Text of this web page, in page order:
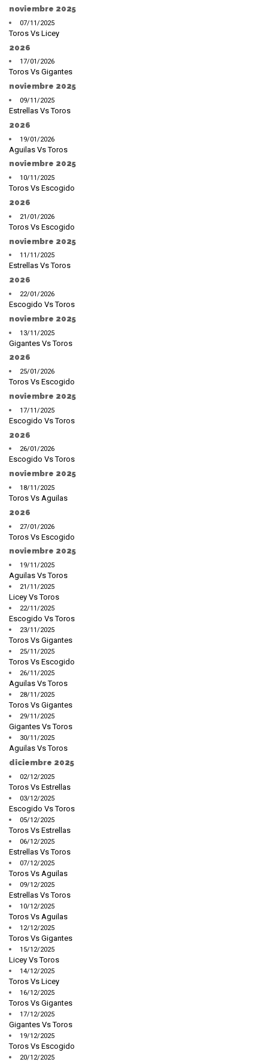
noviembre 2025
07/11/2025
Toros Vs Licey
2026
17/01/2026
Toros Vs Gigantes
noviembre 2025
09/11/2025
Estrellas Vs Toros
2026
19/01/2026
Aguilas Vs Toros
noviembre 2025
10/11/2025
Toros Vs Escogido
2026
21/01/2026
Toros Vs Escogido
noviembre 2025
11/11/2025
Estrellas Vs Toros
2026
22/01/2026
Escogido Vs Toros
noviembre 2025
13/11/2025
Gigantes Vs Toros
2026
25/01/2026
Toros Vs Escogido
noviembre 2025
17/11/2025
Escogido Vs Toros
2026
26/01/2026
Escogido Vs Toros
noviembre 2025
18/11/2025
Toros Vs Aguilas
2026
27/01/2026
Toros Vs Escogido
noviembre 2025
19/11/2025
Aguilas Vs Toros
21/11/2025
Licey Vs Toros
22/11/2025
Escogido Vs Toros
23/11/2025
Toros Vs Gigantes
25/11/2025
Toros Vs Escogido
26/11/2025
Aguilas Vs Toros
28/11/2025
Toros Vs Gigantes
29/11/2025
Gigantes Vs Toros
30/11/2025
Aguilas Vs Toros
diciembre 2025
02/12/2025
Toros Vs Estrellas
03/12/2025
Escogido Vs Toros
05/12/2025
Toros Vs Estrellas
06/12/2025
Estrellas Vs Toros
07/12/2025
Toros Vs Aguilas
09/12/2025
Estrellas Vs Toros
10/12/2025
Toros Vs Aguilas
12/12/2025
Toros Vs Gigantes
15/12/2025
Licey Vs Toros
14/12/2025
Toros Vs Licey
16/12/2025
Toros Vs Gigantes
17/12/2025
Gigantes Vs Toros
19/12/2025
Toros Vs Escogido
20/12/2025